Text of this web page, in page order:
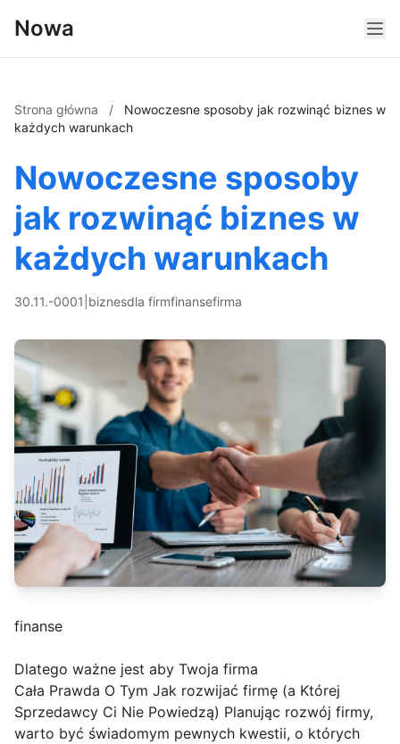
Nowa
Strona główna /
Nowoczesne sposoby jak rozwinąć biznes w
każdych warunkach
Nowoczesne sposoby
jak rozwinąć biznes w
każdych warunkach
30.11.-0001 biznesdla firmfinansefirma
finanse
Dlatego ważne jest aby Twoja firma
Cała Prawda O Tym Jak rozwijać firmę (a Której
Sprzedawcy Ci Nie Powiedzą) Planując rozwój firmy,
warto być świadomym pewnych kwestii, o których